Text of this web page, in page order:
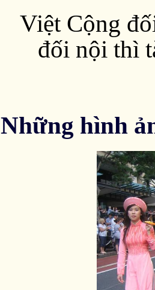
Việt Cộng
đối nội thì
Những hình